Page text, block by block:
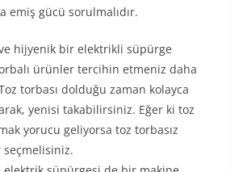
emiş gücü sorulmalıdır.
ve hijyenik bir elektrikli süpürge
ürünler tercihin etmeniz daha
torbası dolduğu zaman kolayca
yenisi takabilirsiniz. Eğer ki toz
yorucu geliyorsa toz torbasız